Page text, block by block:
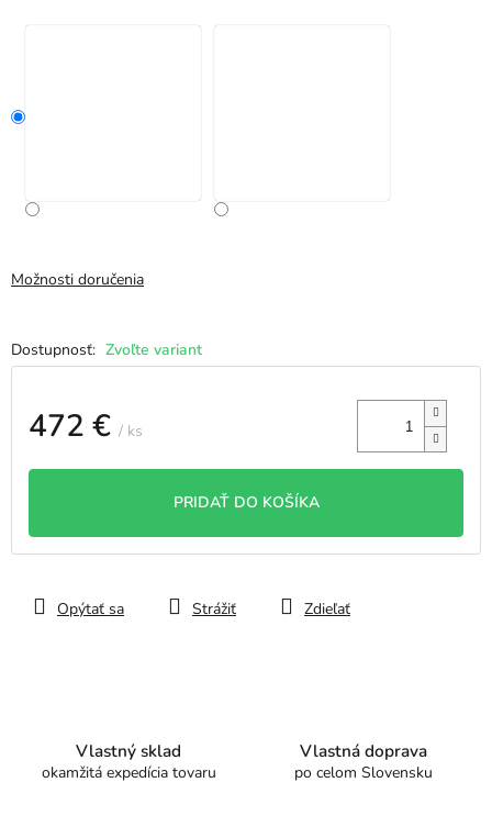
Zvoľte variant
Možnosti doručenia
472 € / ks
PRIDAŤ DO KOŠÍKA
Opýtať sa Strážiť Zdieľať
Vlastný sklad
okamžitá expedícia tovaru
Vlastná doprava
po celom Slovensku